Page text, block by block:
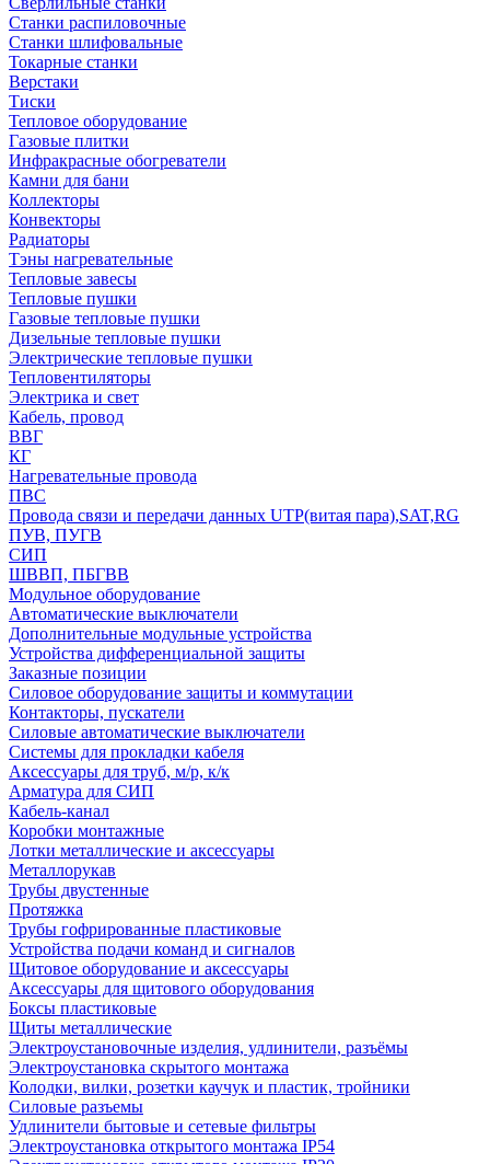
Станки распиловочные
Станки шлифовальные
Токарные станки
Верстаки
Тиски
Тепловое оборудование
Газовые плитки
Инфракрасные обогреватели
Камни для бани
Коллекторы
Конвекторы
Радиаторы
Тэны нагревательные
Тепловые завесы
Тепловые пушки
Газовые тепловые пушки
Дизельные тепловые пушки
Электрические тепловые пушки
Тепловентиляторы
Электрика и свет
Кабель, провод
ВВГ
КГ
Нагревательные провода
ПВС
Провода связи и передачи данных UTP(витая пара),SAT,RG
ПУВ, ПУГВ
СИП
ШВВП, ПБГВВ
Модульное оборудование
Автоматические выключатели
Дополнительные модульные устройства
Устройства дифференциальной защиты
Заказные позиции
Силовое оборудование защиты и коммутации
Контакторы, пускатели
Силовые автоматические выключатели
Системы для прокладки кабеля
Аксессуары для труб, м/р, к/к
Арматура для СИП
Кабель-канал
Коробки монтажные
Лотки металлические и аксессуары
Металлорукав
Трубы двустенные
Протяжка
Трубы гофрированные пластиковые
Устройства подачи команд и сигналов
Щитовое оборудование и аксессуары
Аксессуары для щитового оборудования
Боксы пластиковые
Щиты металлические
Электроустановочные изделия, удлинители, разъёмы
Электроустановка скрытого монтажа
Колодки, вилки, розетки каучук и пластик, тройники
Силовые разъемы
Удлинители бытовые и сетевые фильтры
Электроустановка открытого монтажа IP54